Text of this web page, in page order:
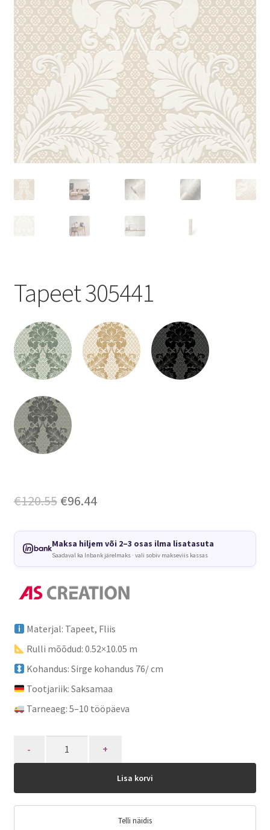
Tapeet 305441
€120.55 Algne
oli:
€120.55.
€96.44Current
is:
€96.44.
Maksa hiljem või 2–3 osas ilma lisatasuta
Saadaval ka Inbank järelmaks · vali sobiv makseviis kassas
Materjal: Tapeet, Fliis
Rulli mõõdud: 0.52×10.05 m
Kohandus: Sirge kohandus 76/ cm
Tootjariik: Saksamaa
Tarneaeg: 5–10 tööpäeva
Lisa korvi
Telli näidis